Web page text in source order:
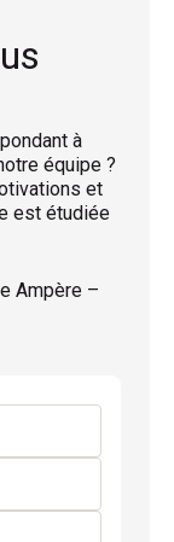
à
équipe ?
et
est étudiée
Ampère –